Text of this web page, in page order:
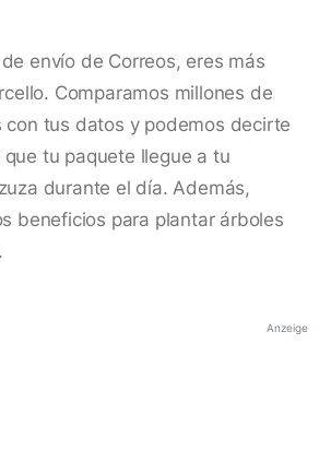
envío de Correos, eres más
Comparamos millones de
con tus datos y podemos decirte
tu paquete llegue a tu
durante el día. Además,
beneficios para plantar árboles
Anzeige